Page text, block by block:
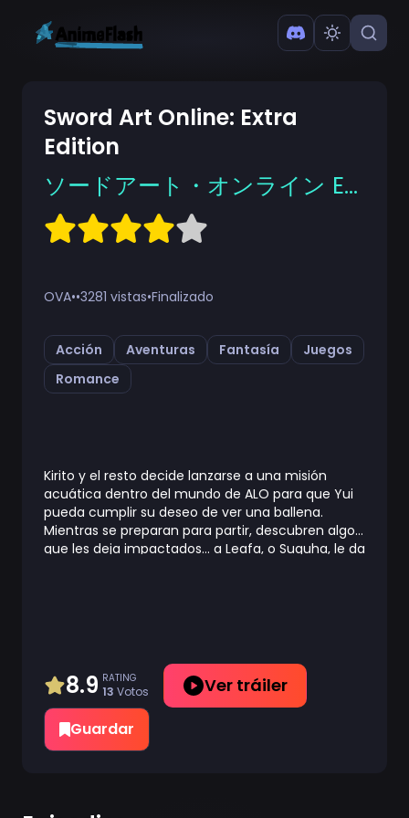
Sword Art Online: Extra
Edition
ソードアート・オンライン Extra Edition
OVA••3281 vistas•Finalizado
Acción Aventuras Fantasía
Juegos
Romance
Kirito y el resto decide lanzarse a una misión
acuática dentro del mundo de ALO para que Yui
pueda cumplir su deseo de ver una ballena.
Mientras se preparan para partir, descubren algo
que les deja impactados... a Leafa, o Suguha, le da
8.9 RATING
13 Votos Ver tráiler
Guardar